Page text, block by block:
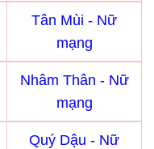
Tân Mùi - Nữ
mạng
Nhâm Thân - Nữ
mạng
Quý Dậu - Nữ